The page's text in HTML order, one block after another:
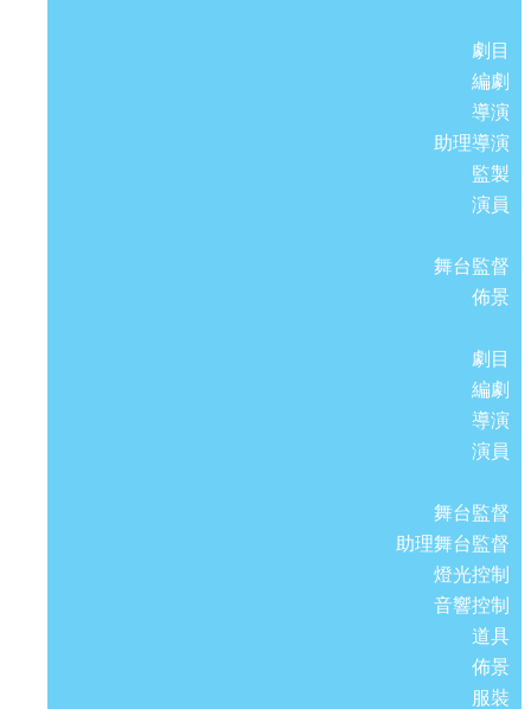
劇目
編劇
導演
助理導演
監製
演員
舞台監督
佈景
劇目
編劇
導演
演員
舞台監督
助理舞台監督
燈光控制
音響控制
道具
佈景
服裝